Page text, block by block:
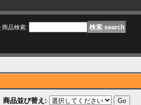
商品検索:
商品並び替え :